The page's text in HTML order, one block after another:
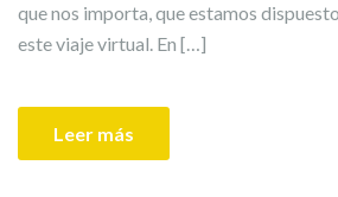
que nos importa, que estamos
este viaje virtual. En […]
Leer más